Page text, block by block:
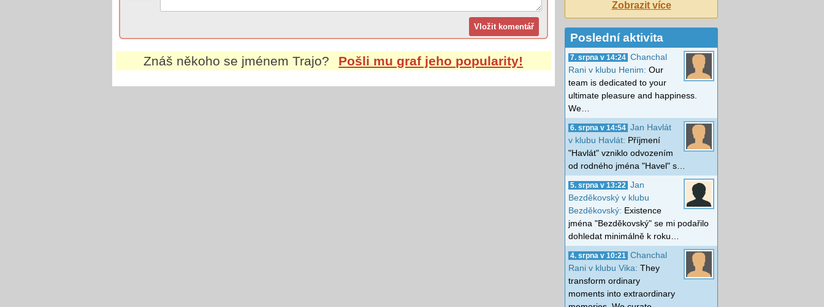
Znáš někoho se jménemTrajo? Pošli mu graf jeho popularity!
Zobrazit více
Poslední aktivita
7. srpna v 14:24 Chanchal
Rani v klubu Henim: Our
team is dedicated to your
ultimate pleasure and happiness.
We…
6. srpna v 14:54 Jan Havlát
v klubu Havlát: Příjmení
"Havlát" vzniklo odvozením
od rodného jména "Havel" s…
5. srpna v 13:22
Jan
Bezděkovský v klubu
Bezděkovský: Existence
jména "Bezděkovský" se mi podařilo
dohledat minimálně k roku…
4. srpna v 10:21
Chanchal
Rani v klubu Vika: They
transform ordinary
moments into extraordinary